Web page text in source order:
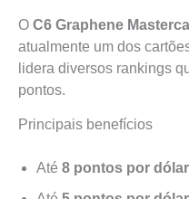
O C6 Graphene
atualmente um dos
lidera diversos rankings
pontos.
Principais benefícios
Até 8 pontos por dólar